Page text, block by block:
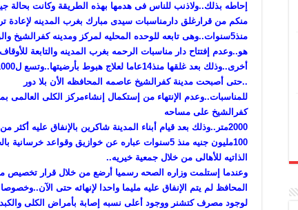
إحاطه بذلك..ولاذنب للناس فى هدمها بهذه الطريقة وكانت بحالة
منكم من قرارغلق دارمناسبات سيدى مبارك بغرب المدينه لإعادة
منذ5سنوات..وهى تابعه للوحده المحليه لمركز ومدينه كفرالشيخ
هو..وعدم إفتتاح دار مناسبات الرحمه بغرب المدينه والتابعة
..حتى أصبحت مدينة كفرالشيخ عاصمه المحافظه الأن بلا دور
للمناسبات..وعدم الإنتهاء من إستكمال إنشاءمركز الكلى العالمى
كفرالشيخ على مساحه
2000متر..وذلك بعد قيام أبناء المدينة شاكرين بالإنفاق عليه أكثر من
100مليون جنيه منذ 5سنوات عباره عن خوازيق وقواعد خرسانية
الذاتيه للأهالى من خلال جمعية خيريه..
وعندما إستلمت وزاره الصحه رسميا أرضع من خلال قرار تخصيص
المحافظ لم يتم الإنفاق عليه مليما واحدا لإنهائه حتى
لوجود مصرف كتشنر ووجود أعلى نسبه إصابة بأمراض الكلى